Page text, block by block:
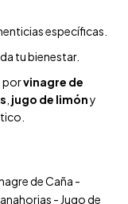
específicas.
tu bienestar.
porvinagre de
jugo de limóny
de Caña -
- Jugo de